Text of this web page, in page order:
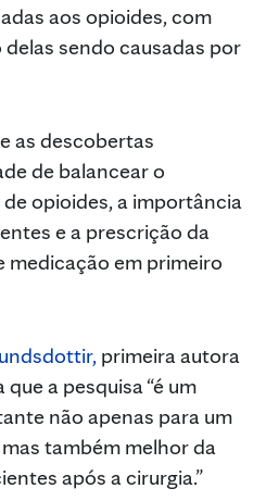
aos opioides, com
sendo causadas por
as descobertas
de balancear o
opioides, a importância
e a prescrição da
em primeiro
primeira autora
a pesquisa “é um
não apenas para um
também melhor da
após a cirurgia.”